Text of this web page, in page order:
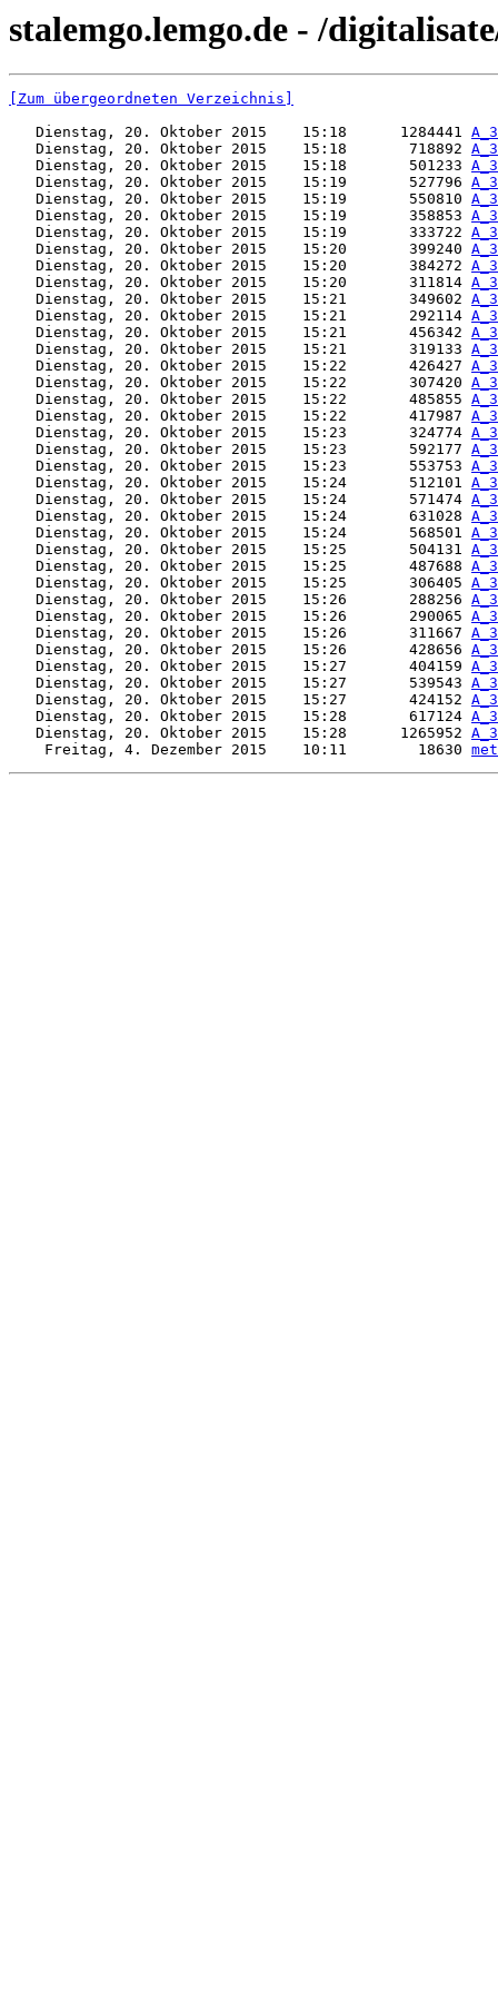
stalemgo.lemgo.de - /
[Zum übergeordneten Verzeichnis]
   Dienstag, 20. Oktober 2015    15:18      1284441
   Dienstag, 20. Oktober 2015    15:18       718892
   Dienstag, 20. Oktober 2015    15:18       501233
   Dienstag, 20. Oktober 2015    15:19       527796
   Dienstag, 20. Oktober 2015    15:19       550810
   Dienstag, 20. Oktober 2015    15:19       358853
   Dienstag, 20. Oktober 2015    15:19       333722
   Dienstag, 20. Oktober 2015    15:20       399240
   Dienstag, 20. Oktober 2015    15:20       384272
   Dienstag, 20. Oktober 2015    15:20       311814
   Dienstag, 20. Oktober 2015    15:21       349602
   Dienstag, 20. Oktober 2015    15:21       292114
   Dienstag, 20. Oktober 2015    15:21       456342
   Dienstag, 20. Oktober 2015    15:21       319133
   Dienstag, 20. Oktober 2015    15:22       426427
   Dienstag, 20. Oktober 2015    15:22       307420
   Dienstag, 20. Oktober 2015    15:22       485855
   Dienstag, 20. Oktober 2015    15:22       417987
   Dienstag, 20. Oktober 2015    15:23       324774
   Dienstag, 20. Oktober 2015    15:23       592177
   Dienstag, 20. Oktober 2015    15:23       553753
   Dienstag, 20. Oktober 2015    15:24       512101
   Dienstag, 20. Oktober 2015    15:24       571474
   Dienstag, 20. Oktober 2015    15:24       631028
   Dienstag, 20. Oktober 2015    15:24       568501
   Dienstag, 20. Oktober 2015    15:25       504131
   Dienstag, 20. Oktober 2015    15:25       487688
   Dienstag, 20. Oktober 2015    15:25       306405
   Dienstag, 20. Oktober 2015    15:26       288256
   Dienstag, 20. Oktober 2015    15:26       290065
   Dienstag, 20. Oktober 2015    15:26       311667
   Dienstag, 20. Oktober 2015    15:26       428656
   Dienstag, 20. Oktober 2015    15:27       404159
   Dienstag, 20. Oktober 2015    15:27       539543
   Dienstag, 20. Oktober 2015    15:27       424152
   Dienstag, 20. Oktober 2015    15:28       617124
   Dienstag, 20. Oktober 2015    15:28      1265952
    Freitag, 4. Dezember 2015    10:11        18630